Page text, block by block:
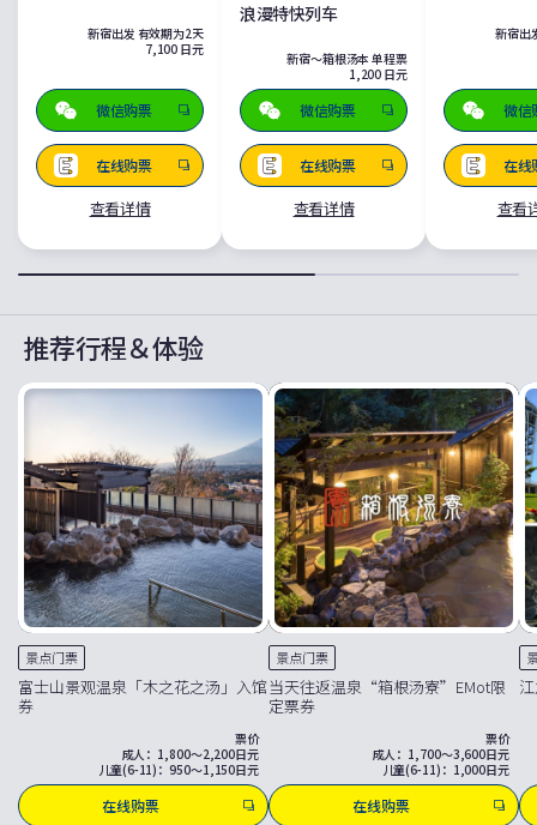
新宿出发 有效期为2天
7,100 日元
微信购票
在线购票
查看详情
浪漫特快列车
新宿～箱根汤本 单程票
1,200 日元
微信购票
在线购票
查看详情
新宿出
微信
在线
查看
推荐行程＆体验
景点门票
富士山景观温泉「木之花之汤」入馆
券
票价
成人：1,800～2,200日元
儿童(6-11)：950～1,150日元
在线购票
景点门票
当天往返温泉“箱根汤寮”EMot限
定票券
票价
成人：1,700～3,600日元
儿童(6-11)：1,000日元
在线购票